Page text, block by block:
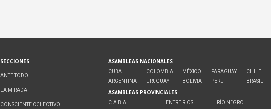
SECCIONES
ANTE TODO
LA MIRADA
CONSCIENTE COLECTIVO
ASAMBLEAS NACIONALES
CUBA
ARGENTINA
COLOMBIA
URUGUAY
MÉXICO
BOLIVIA
PARAGUAY
PERÚ
CHILE
BRASIL
ASAMBLEAS PROVINCIALES
C.A.B.A.
ENTRE RIOS
RÍO NEGRO